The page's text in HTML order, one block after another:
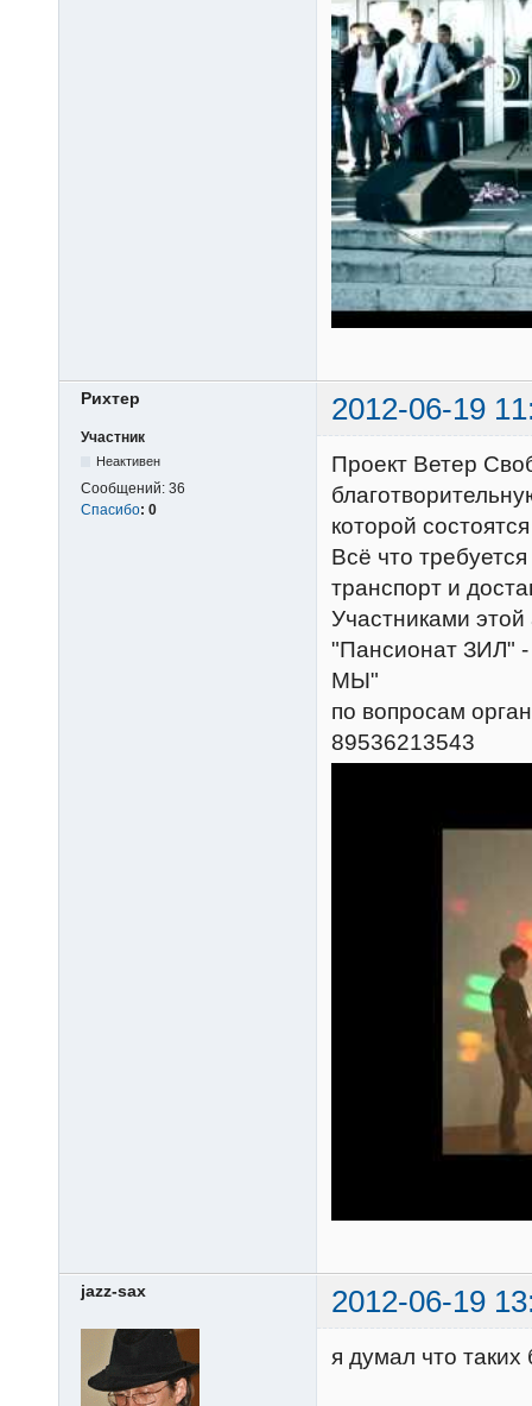
Рихтер 2012-06-19
Участник
Неактивен
Сообщений: 36
Спасибо: 0
Проект Ветер
которой
Всё что
транспорт и
Участниками
"Пансионат ЗИЛ" -
МЫ"
по вопросам
89536213543
jazz-sax 2012-06-19
я думал что